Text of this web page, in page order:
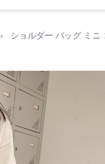
› ショルダー バッグ ミニ